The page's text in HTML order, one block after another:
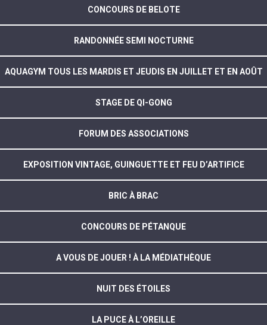
CONCOURS DE BELOTE
RANDONNÉE SEMI NOCTURNE
AQUAGYM TOUS LES MARDIS ET JEUDIS EN JUILLET ET EN AOÛT
STAGE DE QI-GONG
FORUM DES ASSOCIATIONS
EXPOSITION VINTAGE, GUINGUETTE ET FEU D’ARTIFICE
BRIC À BRAC
CONCOURS DE PÉTANQUE
A VOUS DE JOUER ! À LA MÉDIATHÈQUE
NUIT DES ÉTOILES
LA PUCE À L’OREILLE